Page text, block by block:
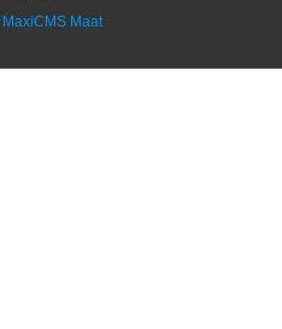
MaxiCMS Maat